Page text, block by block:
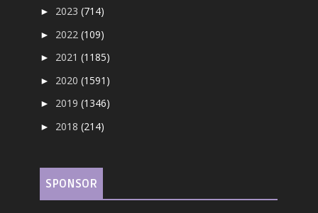
► 2023(714)
► 2022(109)
► 2021(1185)
► 2020(1591)
► 2019(1346)
► 2018(214)
SPONSOR